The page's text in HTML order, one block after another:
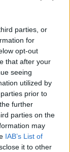
parties, or
for
opt-out
that after your
seeing
utilized by
prior to
further
parties on the
may
IAB’s List of
it to other
přibylo.
trezor
Policie
odhalila